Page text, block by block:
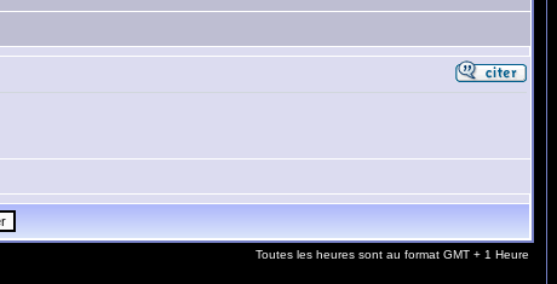
Toutes les heures sont au format GMT + 1 Heure